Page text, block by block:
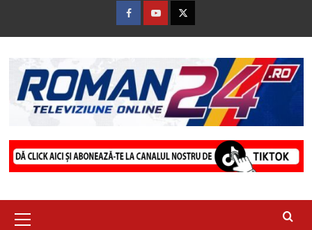
FacebookYoutubeTwitter
Menu